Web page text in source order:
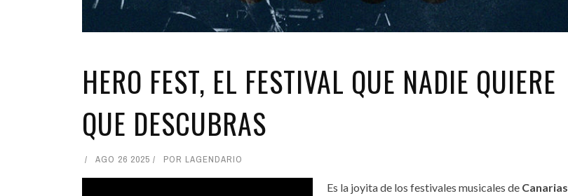
HERO FEST, EL FESTIVAL QUE NADIE QUIERE
QUE DESCUBRAS
AGO 26 2025 POR LAGENDARIO
Es la joyita de los festivales musicales de Canarias